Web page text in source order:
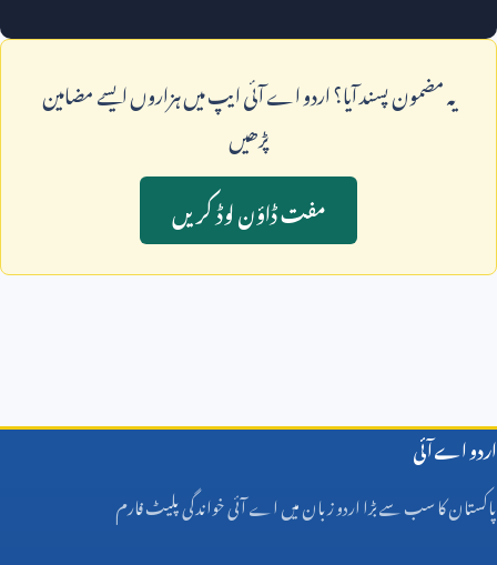
يہ مضمون پسند آيا؟ اردو اے آئی ايپ ميں ہزاروں ايسے مضامين
پڑھيں
مفت ڈاؤن لوڈ کريں
اردو اے آئی
پاکستان کا سب سے بڑا اردو زبان میں اے آئی خواندگی پلیٹ فارم